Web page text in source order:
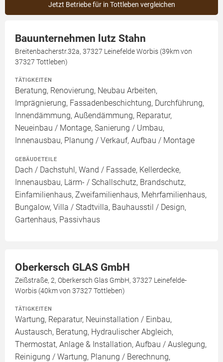
Jetzt Betriebe für in Tottleben vergleichen
Bauunternehmen lutz Stahn
Breitenbacherstr.32a, 37327 Leinefelde Worbis (39km von
37327 Tottleben)
TÄTIGKEITEN
Beratung, Renovierung, Neubau Arbeiten,
Imprägnierung, Fassadenbeschichtung, Durchführung,
Innendämmung, Außendämmung, Reparatur,
Neueinbau / Montage, Sanierung / Umbau,
Innenausbau, Planung / Verkauf, Aufbau / Montage
GEBÄUDETEILE
Dach / Dachstuhl, Wand / Fassade, Kellerdecke,
Innenausbau, Lärm- / Schallschutz, Brandschutz,
Einfamilienhaus, Zweifamilienhaus, Mehrfamilienhaus,
Bungalow, Villa / Stadtvilla, Bauhausstil / Design,
Gartenhaus, Passivhaus
Oberkersch GLAS GmbH
Zeißstraße, 2, Oberkersch Glas GmbH, 37327 Leinefelde-
Worbis (40km von 37327 Tottleben)
TÄTIGKEITEN
Wartung, Reparatur, Neuinstallation / Einbau,
Austausch, Beratung, Hydraulischer Abgleich,
Thermostat, Anlage & Installation, Aufbau / Auslegung,
Reinigung / Wartung, Planung / Berechnung,